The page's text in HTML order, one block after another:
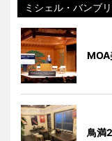
ミシェル・バンブ
MOA
鳥満